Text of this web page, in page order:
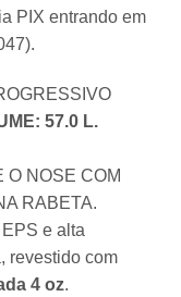
PIX entrando em
57.0 L.
O NOSE COM
RABETA.
e alta
revestido com
4 oz.